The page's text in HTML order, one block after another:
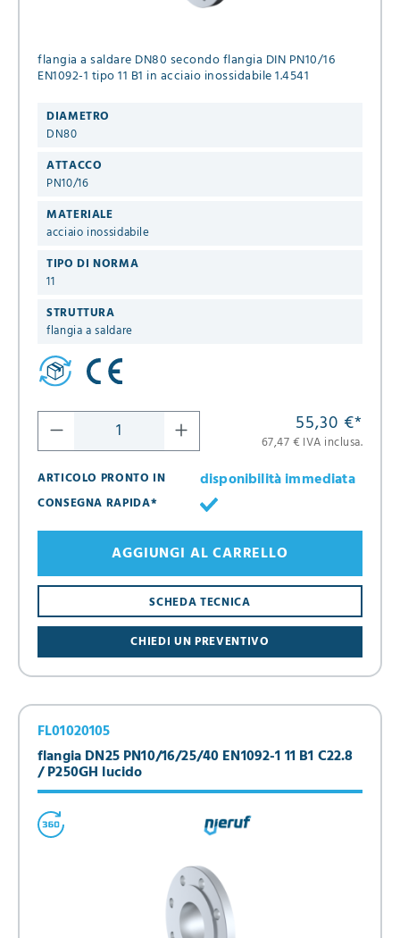
flangia a saldare DN80 secondo flangia DIN PN10/16
EN1092-1 tipo 11 B1 in acciaio inossidabile 1.4541
DIAMETRO
DN80
ATTACCO
PN10/16
MATERIALE
acciaio inossidabile
TIPO DI NORMA
11
STRUTTURA
flangia a saldare
55,30 €*
67,47 € IVA inclusa.
ARTICOLO PRONTO IN
disponibilità immediata
CONSEGNA RAPIDA*
CHIEDI UN PREVENTIVO
SCHEDA TECNICA
AGGIUNGI AL CARRELLO
flangia DN25 PN10/16/25/40 EN1092-1 11 B1 C22.8
/ P250GH lucido
FL01020105